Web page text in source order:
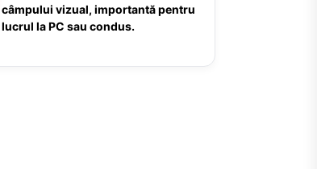
câmpului vizual, importantă pentru
lucrul la PC sau condus.